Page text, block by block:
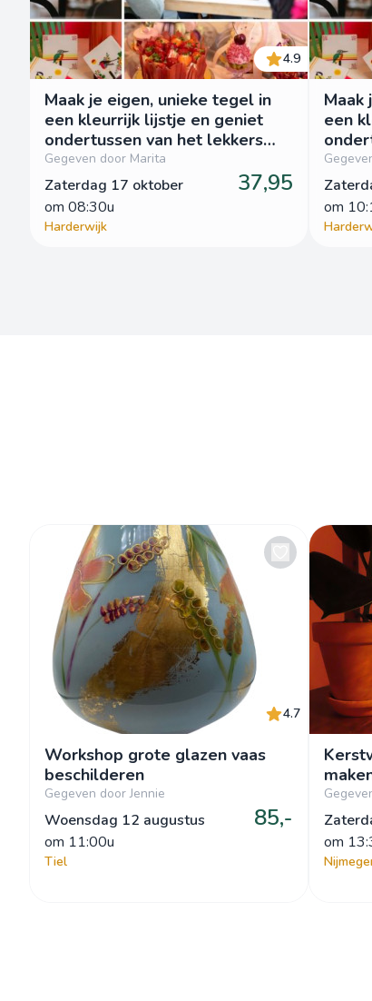
4.9
Maak je eigen, unieke tegel in
een kleurrijk lijstje en geniet
ondertussen van het lekkers
van Patrijs
Gegeven door Marita
Zaterdag 17 oktober
om 08:30u
37,95
Harderwijk
Maak
een
van
om
4.7
Workshop grote glazen vaas
beschilderen
Gegeven door Jennie
Woensdag 12 augustus
om 11:00u
85,-
Tiel
om